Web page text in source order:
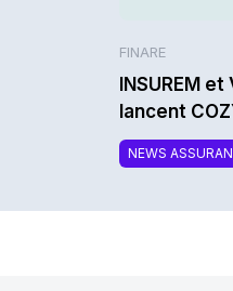
FINARE
INSUREM
lancent
une
NEWS